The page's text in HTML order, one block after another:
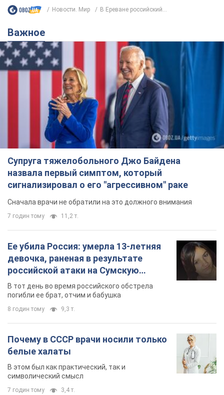
Новости. Мир В Ереване российский...
Важное
Супруга тяжелобольного Джо Байдена
назвала первый симптом, который
сигнализировал о его "агрессивном" раке
Сначала врачи не обратили на это должного внимания
7 годин тому 11,2 т.
Ее убила Россия: умерла 13-летняя
девочка, раненая в результате
российской атаки на Сумскую
область. Фото
В тот день во время российского обстрела
погибли ее брат, отчим и бабушка
8 годин тому 9,3 т.
Почему в СССР врачи носили только
белые халаты
В этом был как практический, так и
символический смысл
7 годин тому 3,4 т.